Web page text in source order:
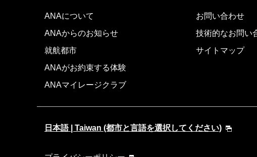
ANAについて
ANAからのお知らせ
就航都市
ANAがお約束する体験
ANAマイレージクラブ
お問い合わせ
技術的なお問い
サイトマップ
日本語 | Taiwan (都市と言語を選択してください)